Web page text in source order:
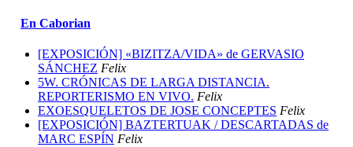
En Caborian
[EXPOSICIÓN] «BIZITZA/VIDA» de GERVASIO
SÁNCHEZ Felix
5W. CRÓNICAS DE LARGA DISTANCIA.
REPORTERISMO EN VIVO. Felix
EXOESQUELETOS DE JOSE CONCEPTES Felix
[EXPOSICIÓN] BAZTERTUAK / DESCARTADAS de
MARC ESPÍN Felix